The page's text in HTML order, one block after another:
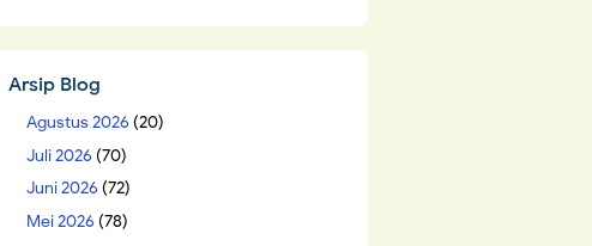
Arsip Blog
Agustus 2026 (20)
Juli 2026 (70)
Juni 2026 (72)
Mei 2026 (78)